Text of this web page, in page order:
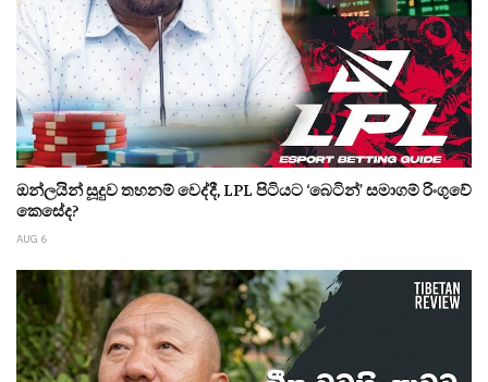
ඔන්ලයින් සූදුව තහනම් වෙද්දී, LPL පිටියට ‘බෙටින්’ සමාගම් රිංගුවේ
කෙසේද?
AUG 6